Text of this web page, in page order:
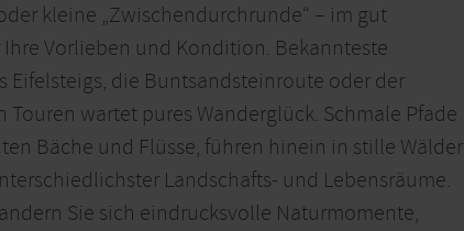
kleine „Zwischendurchrunde“ – im gut
Vorlieben und Kondition. Bekannteste
die Buntsandsteinroute oder der
wartet pures Wanderglück. Schmale Pfade
Bäche und Flüsse, führen hinein in stille Wälder
Landschafts- und Lebensräume.
Sie sich eindrucksvolle Naturmomente,